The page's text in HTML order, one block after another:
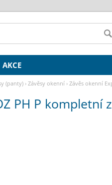
(panty)› Závěsy okenní› Závěs okenní
PH P kompletní
AKCE